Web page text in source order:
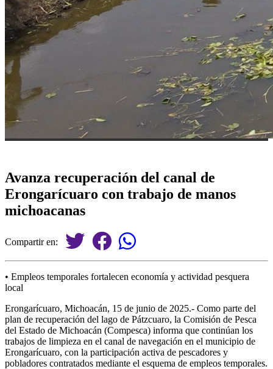
Avanza recuperación del canal de
Erongarícuaro con trabajo de manos
michoacanas
Compartir en:
• Empleos temporales fortalecen economía y actividad pesquera
local
Erongarícuaro, Michoacán, 15 de junio de 2025.- Como parte del
plan de recuperación del lago de Pátzcuaro, la Comisión de Pesca
del Estado de Michoacán (Compesca) informa que continúan los
trabajos de limpieza en el canal de navegación en el municipio de
Erongarícuaro, con la participación activa de pescadores y
pobladores contratados mediante el esquema de empleos temporales.